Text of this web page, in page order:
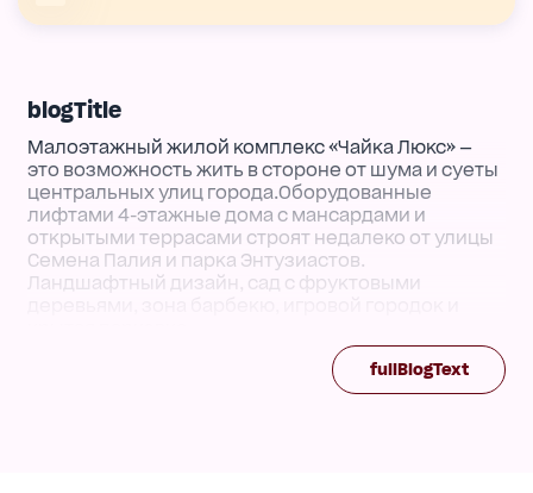
blogTitle
Малоэтажный жилой комплекс «Чайка Люкс» —
это возможность жить в стороне от шума и суеты
центральных улиц города.Оборудованные
лифтами 4-этажные дома с мансардами и
открытыми террасами строят недалеко от улицы
Семена Палия и парка Энтузиастов.
Ландшафтный дизайн, сад с фруктовыми
• возможность перепланировки квартиры на
fullBlogText